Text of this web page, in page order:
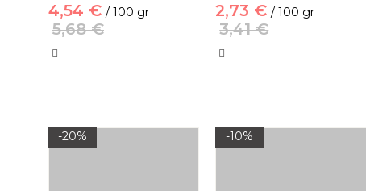
4,54 € / 100 gr
5,68 €
2,73 € / 100 gr
3,41 €
-20% -10%